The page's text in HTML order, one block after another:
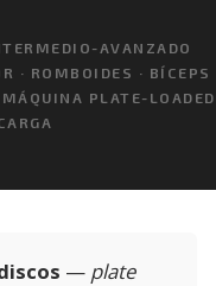
AVANZADO
· ROMBOIDES · BÍCEPS
PLATE-LOADED
— plate